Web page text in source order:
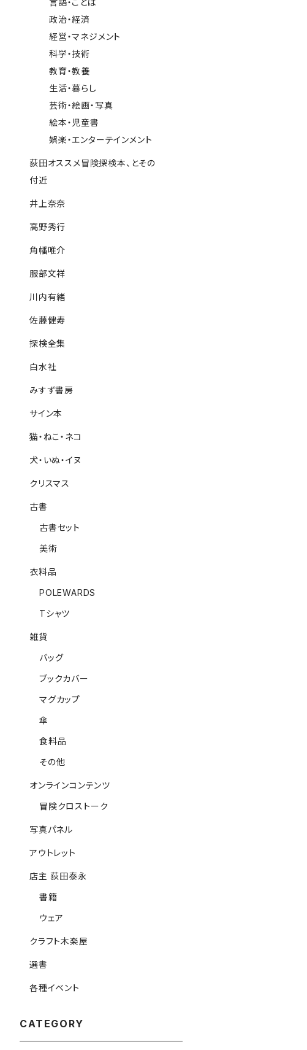
政治・経済
経営・マネジメント
科学・技術
教育・教養
生活・暮らし
芸術・絵画・写真
絵本・児童書
娯楽・エンターテインメント
荻田オススメ冒険探検本、とその
付近
井上奈奈
高野秀行
角幡唯介
服部文祥
川内有緒
佐藤健寿
探検全集
白水社
みすず書房
サイン本
猫・ねこ・ネコ
犬・いぬ・イヌ
クリスマス
古書
古書セット
美術
衣料品
POLEWARDS
Tシャツ
雑貨
バッグ
ブックカバー
マグカップ
傘
食料品
その他
オンラインコンテンツ
冒険クロストーク
写真パネル
アウトレット
店主 荻田泰永
書籍
ウェア
クラフト木楽屋
選書
各種イベント
CATEGORY